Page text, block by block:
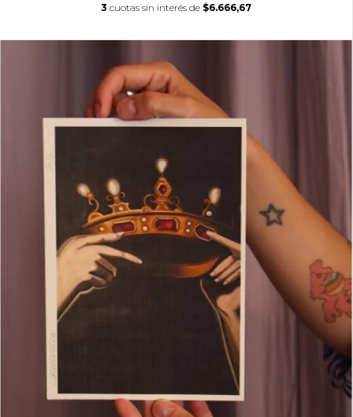
3 cuotas sin interés de $6.666,67